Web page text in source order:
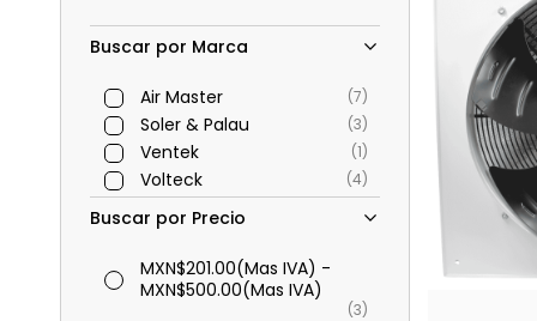
Buscar por Marca
Air Master (7)
Soler & Palau (3)
Ventek (1)
Volteck (4)
Buscar por Precio
MXN$201.00(Mas IVA) -
MXN$500.00(Mas IVA)
(3)